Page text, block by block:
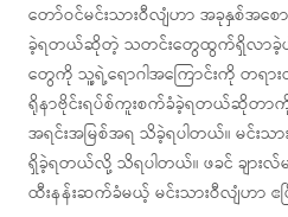
တော်ဝင်မင်းသားဝီလျံဟာ အခုနှစ်အစေ
ခဲ့ရတယ်ဆိုတဲ့ သတင်းတွေထွက်ရှိလာခဲ့ပါ
တွေကို သူ့ရဲ့ရောဂါအကြောင်းကို တရား
ရိုနာဗိုင်းရပ်စ်ကူးစက်ခံခဲ့ရတယ်ဆိုတာ
အရင်းအမြစ်အရ သိခဲ့ရပါတယ်။ မင်းသ
ရှိခဲ့ရတယ်လို့ သိရပါတယ်။ ဖခင် ချားလ်မ
ထီးနန်းဆက်ခံမယ့် မင်းသားဝီလျံဟာ ဧ